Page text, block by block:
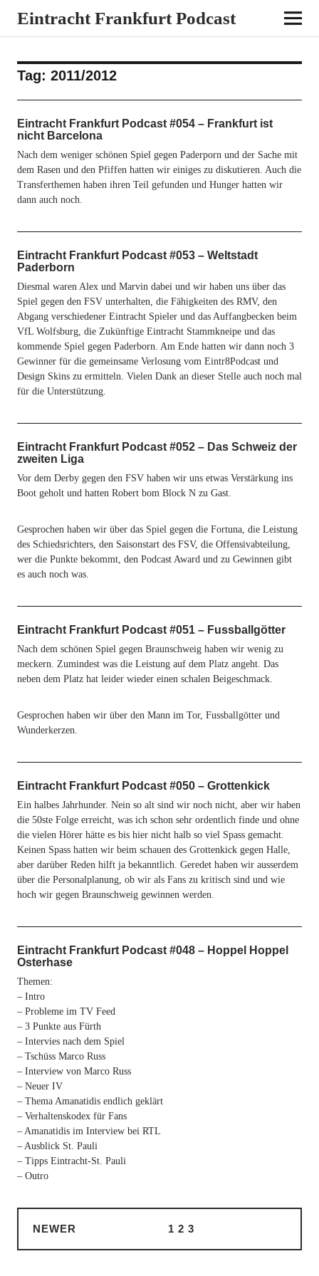
Eintracht Frankfurt Podcast
Tag: 2011/2012
Eintracht Frankfurt Podcast #054 – Frankfurt ist
nicht Barcelona
Nach dem weniger schönen Spiel gegen Paderporn und der Sache mit
dem Rasen und den Pfiffen hatten wir einiges zu diskutieren. Auch die
Transferthemen haben ihren Teil gefunden und Hunger hatten wir
dann auch noch.
Eintracht Frankfurt Podcast #053 – Weltstadt
Paderborn
Diesmal waren Alex und Marvin dabei und wir haben uns über das
Spiel gegen den FSV unterhalten, die Fähigkeiten des RMV, den
Abgang verschiedener Eintracht Spieler und das Auffangbecken beim
VfL Wolfsburg, die Zukünftige Eintracht Stammkneipe und das
kommende Spiel gegen Paderborn. Am Ende hatten wir dann noch 3
Gewinner für die gemeinsame Verlosung vom Eintr8Podcast und
Design Skins zu ermitteln. Vielen Dank an dieser Stelle auch noch mal
für die Unterstützung.
Eintracht Frankfurt Podcast #052 – Das Schweiz der
zweiten Liga
Vor dem Derby gegen den FSV haben wir uns etwas Verstärkung ins
Boot geholt und hatten Robert bom Block N zu Gast.
Gesprochen haben wir über das Spiel gegen die Fortuna, die Leistung
des Schiedsrichters, den Saisonstart des FSV, die Offensivabteilung,
wer die Punkte bekommt, den Podcast Award und zu Gewinnen gibt
es auch noch was.
Eintracht Frankfurt Podcast #051 – Fussballgötter
Nach dem schönen Spiel gegen Braunschweig haben wir wenig zu
meckern. Zumindest was die Leistung auf dem Platz angeht. Das
neben dem Platz hat leider wieder einen schalen Beigeschmack.
Gesprochen haben wir über den Mann im Tor, Fussballgötter und
Wunderkerzen.
Eintracht Frankfurt Podcast #050 – Grottenkick
Ein halbes Jahrhunder. Nein so alt sind wir noch nicht, aber wir haben
die 50ste Folge erreicht, was ich schon sehr ordentlich finde und ohne
die vielen Hörer hätte es bis hier nicht halb so viel Spass gemacht.
Keinen Spass hatten wir beim schauen des Grottenkick gegen Halle,
aber darüber Reden hilft ja bekanntlich. Geredet haben wir ausserdem
über die Personalplanung, ob wir als Fans zu kritisch sind und wie
hoch wir gegen Braunschweig gewinnen werden.
Eintracht Frankfurt Podcast #048 – Hoppel Hoppel
Osterhase
Themen:
– Intro
– Probleme im TV Feed
– 3 Punkte aus Fürth
– Intervies nach dem Spiel
– Tschüss Marco Russ
– Interview von Marco Russ
– Neuer IV
– Thema Amanatidis endlich geklärt
– Verhaltenskodex für Fans
– Amanatidis im Interview bei RTL
– Ausblick St. Pauli
– Tipps Eintracht-St. Pauli
– Outro
NEWER 1 2 3